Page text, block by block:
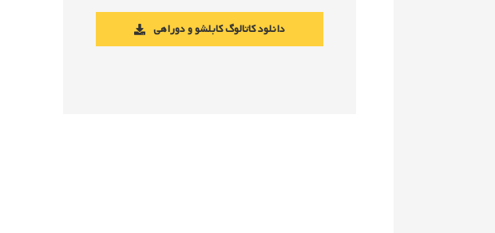
دانلود کاتالوگ کابلشو و دوراهی